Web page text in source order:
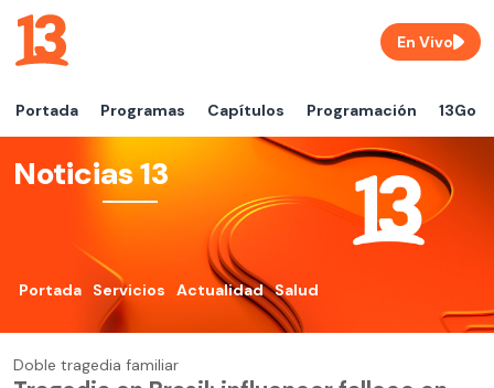
Portada Programas Capítulos Programación 13Go
En Vivo
Noticias 13
Portada Servicios Actualidad Salud
Doble tragedia familiar